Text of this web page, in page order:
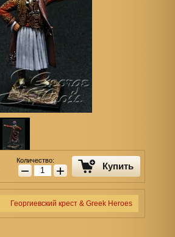
Количество:
− + Купить
Георгиевский крест & Greek Heroes